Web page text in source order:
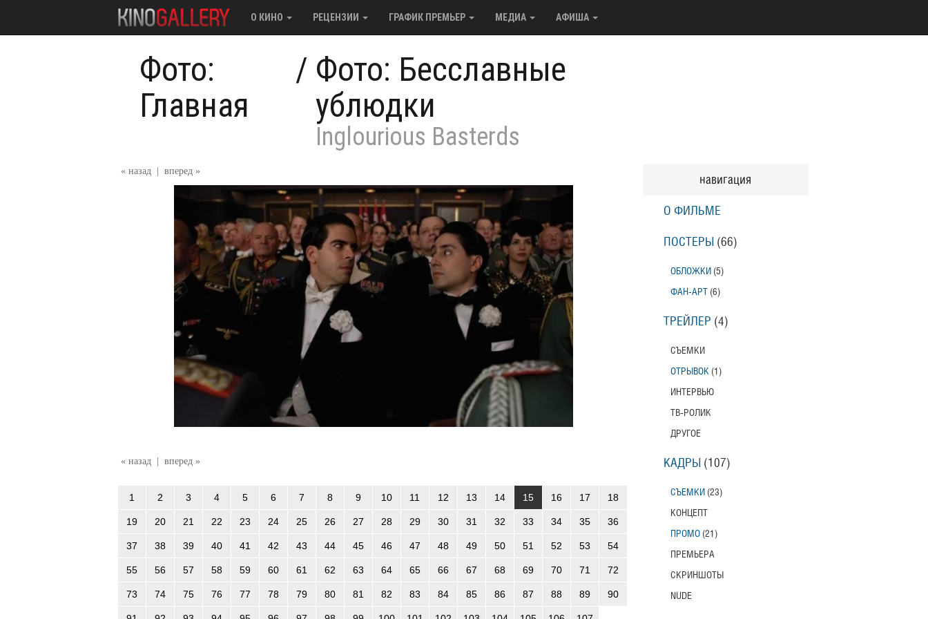
О КИНО РЕЦЕНЗИИ ГРАФИК ПРЕМЬЕР МЕДИА АФИША
Фото:
Главная
/ Фото: Бесславные
ублюдки
Inglourious Basterds
« назад вперед »
« назад | вперед »
1 2 3 4 5 6 7 8 9 10 11 12 13 14 15 16 17 18
19 20 21 22 23 24 25 26 27 28 29 30 31 32 33 34 35 36
37 38 39 40 41 42 43 44 45 46 47 48 49 50 51 52 53 54
55 56 57 58 59 60 61 62 63 64 65 66 67 68 69 70 71 72
73 74 75 76 77 78 79 80 81 82 83 84 85 86 87 88 89 90
навигация
О ФИЛЬМЕ
ПОСТЕРЫ (66)
ОБЛОЖКИ (5)
ФАН-АРТ (6)
ТРЕЙЛЕР (4)
СЪЕМКИ
ОТРЫВОК (1)
ИНТЕРВЬЮ
ТВ-РОЛИК
ДРУГОЕ
КАДРЫ (107)
СЪЕМКИ (23)
КОНЦЕПТ
ПРОМО (21)
ПРЕМЬЕРА
СКРИНШОТЫ
NUDE